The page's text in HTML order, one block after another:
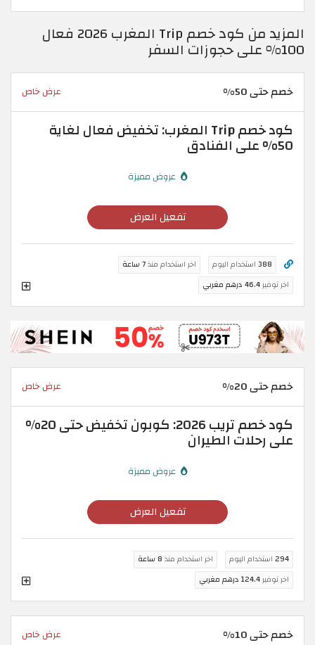
المزيد من كود خصم Trip المغرب 2026 فعال
100% على حجوزات السفر
خصم حتى 50% عرض خاص
كود خصم Trip المغرب: تخفيض فعال لغاية
50% على الفنادق
عروض مميزة
تفعيل العرض
388 استخدام اليوم اخر استخدام منذ7 ساعة
اخر توفير46.4 درهم مغربي
خصم حتى 20% عرض خاص
كود خصم تريب 2026: كوبون تخفيض حتى 20%
على رحلات الطيران
عروض مميزة
تفعيل العرض
294 استخدام اليوم اخر استخدام منذ 8 ساعة
اخر توفير124.4 درهم مغربي
خصم حتى 10% عرض خاص